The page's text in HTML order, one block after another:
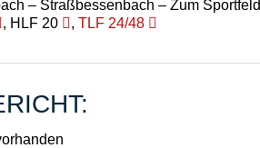
– Straßbessenbach – Zum Sportfeld
, HLF 20 , TLF 24/48